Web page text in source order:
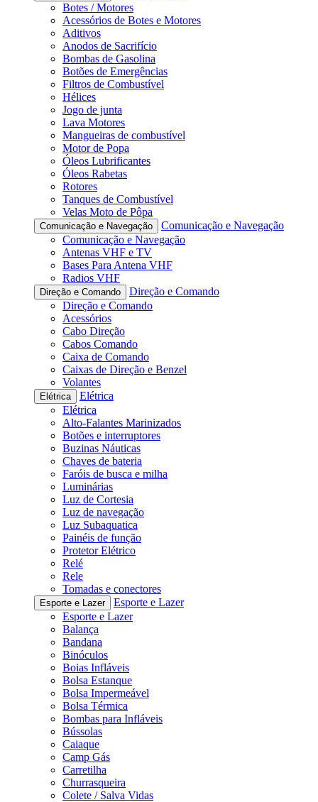
Botes / Motores
Acessórios de Botes e Motores
Aditivos
Anodos de Sacrifício
Bombas de Gasolina
Botões de Emergências
Filtros de Combustível
Hélices
Jogo de junta
Lava Motores
Mangueiras de combustível
Motor de Popa
Óleos Lubrificantes
Óleos Rabetas
Rotores
Tanques de Combustível
Velas Moto de Pôpa
Comunicação e Navegação
Comunicação e Navegação
Comunicação e Navegação
Antenas VHF e TV
Bases Para Antena VHF
Radios VHF
Direção e Comando
Direção e Comando
Direção e Comando
Acessórios
Cabo Direção
Cabos Comando
Caixa de Comando
Caixas de Direção e Benzel
Volantes
Elétrica
Elétrica
Elétrica
Alto-Falantes Marinizados
Botões e interruptores
Buzinas Náuticas
Chaves de bateria
Faróis de busca e milha
Luminárias
Luz de Cortesia
Luz de navegação
Luz Subaquatica
Painéis de função
Protetor Elétrico
Relé
Rele
Tomadas e conectores
Esporte e Lazer
Esporte e Lazer
Esporte e Lazer
Balança
Bandana
Binóculos
Boias Infláveis
Bolsa Estanque
Bolsa Impermeável
Bolsa Térmica
Bombas para Infláveis
Bússolas
Caiaque
Camp Gás
Carretilha
Churrasqueira
Colete / Salva Vidas